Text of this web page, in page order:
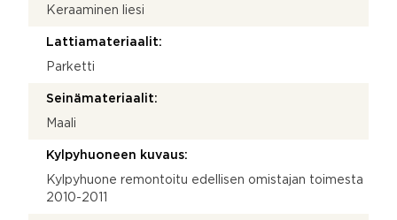
Keraaminen liesi
Lattiamateriaalit:
Parketti
Seinämateriaalit:
Maali
Kylpyhuoneen kuvaus:
Kylpyhuone remontoitu edellisen omistajan toimesta
2010-2011